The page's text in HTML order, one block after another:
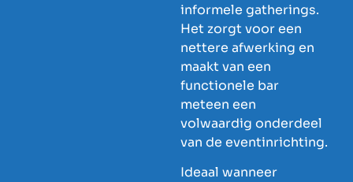
informele gatherings.
Het zorgt voor een
nettere afwerking en
maakt van een
functionele bar
meteen een
volwaardig onderdeel
van de eventinrichting.
Ideaal wanneer